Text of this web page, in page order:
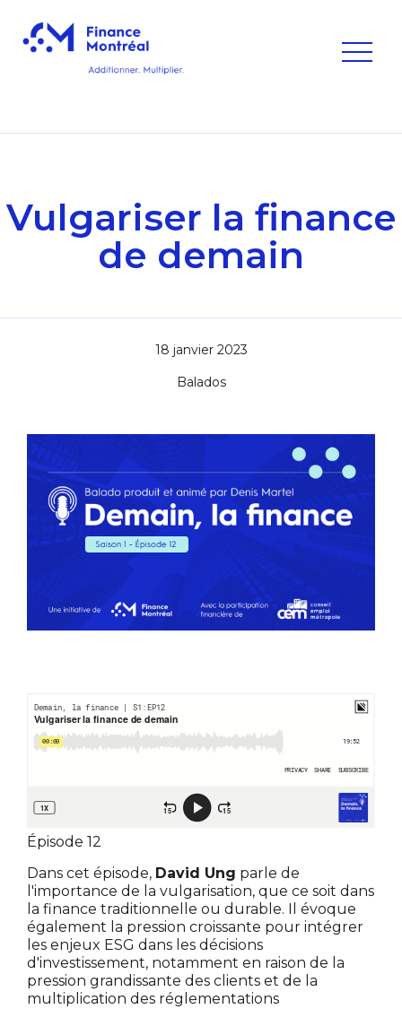
Vulgariser la finance
de demain
Balados
18 janvier 2023
Épisode 12
Dans cet épisode, David Ung parle de
l'importance de la vulgarisation, que ce soit dans
la finance traditionnelle ou durable. Il évoque
également la pression croissante pour intégrer
les enjeux ESG dans les décisions
d'investissement, notamment en raison de la
pression grandissante des clients et de la
multiplication des réglementations